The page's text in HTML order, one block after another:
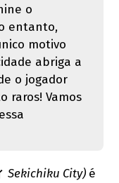
o
entanto,
motivo
abriga a
o jogador
raros! Vamos
Sekichiku City) é